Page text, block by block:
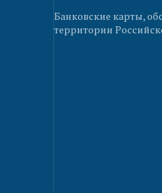
Банковские карты,
территории